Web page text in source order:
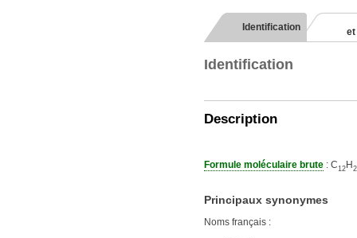
Identification
Identification
Description
Formule moléculaire brute : C 1 2 H 2
Principaux synonymes
Noms français :